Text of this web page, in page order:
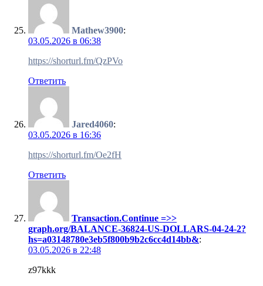
Mathew3900:
03.05.2026 в 06:38
https://shorturl.fm/QzPVo
Ответить
Jared4060:
03.05.2026 в 16:36
https://shorturl.fm/Oe2fH
Ответить
Transaction.Continue =>>
graph.org/BALANCE-36824-US-DOLLARS-04-24-2?
hs=a03148780e3eb5f800b9b2c6cc4d14bb&:
03.05.2026 в 22:48
z97kkk